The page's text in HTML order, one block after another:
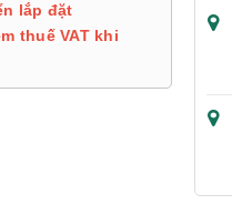
lắp đặt
thuế VAT khi